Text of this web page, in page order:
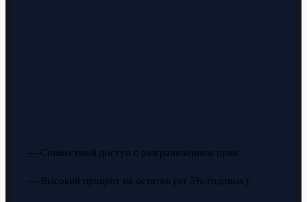
— Совместный доступ с разграничением прав;
— Высокий процент на остаток (от 5% годовых);